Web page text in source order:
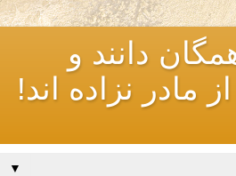
دانند و
مادر نزاده اند!
▼